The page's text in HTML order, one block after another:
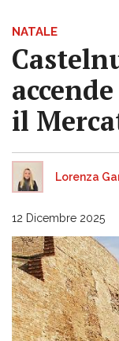
NATALE
il
Lorenza
12 Dicembre 2025